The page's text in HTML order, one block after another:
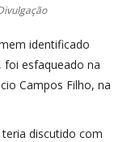
identificado
foi esfaqueado na
Campos Filho, na
discutido com